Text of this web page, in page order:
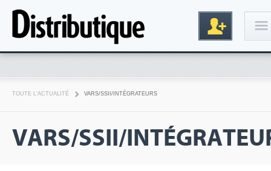
TOUTE L'ACTUALITÉ VARS/SSII/INTÉGRATEURS
VARS/SSII/